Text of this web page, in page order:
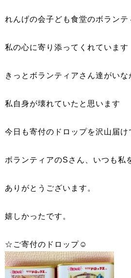
れんげの会子ども食堂のボランテ
私の心に寄り添ってくれています
きっとボランティアさん達がいな
私自身が壊れていたと思います
今日も寄付のドロップを沢山届け
ボランティアのSさん、いつも私
ありがとうございます。
嬉しかったです。
☆ご寄付のドロップ☺